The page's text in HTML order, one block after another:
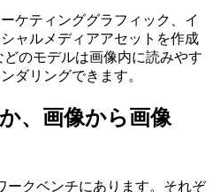
ケティンググラフィック、イ
ャルメディアアセットを作成
どのモデルは画像内に読みやす
ダリングできます。
、画像から画像
ークベンチにあります。それぞ